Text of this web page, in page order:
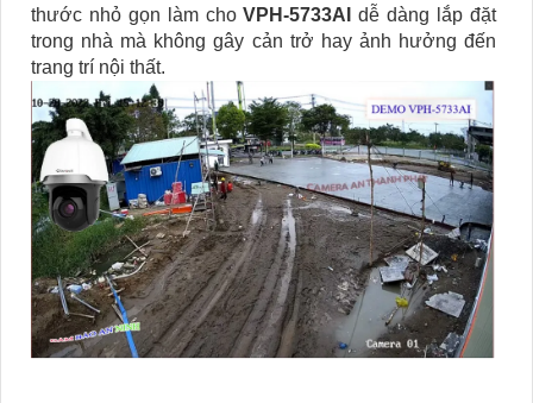
thước nhỏ gọn làm choVPH-5733AI
dễ dàng lắp đặt
trong nhà mà không gây cản trở hay ảnh hưởng đến
trang trí nội thất.